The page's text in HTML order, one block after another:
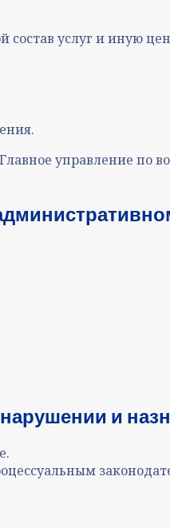
услуг и иную
управление по
и